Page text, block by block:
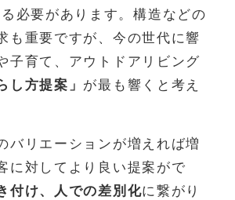
る必要があります。構造などの
も重要ですが、今の世代に響
子育て、アウトドアリビング
し方提案」 が最も響くと考え
バリエーションが増えれば増
に対してより良い提案がで
付け、人での差別化に繋がり